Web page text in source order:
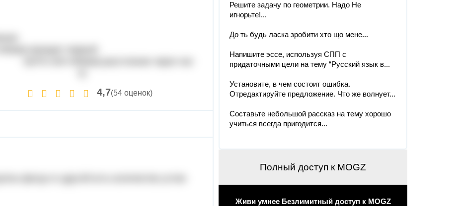
4,7(54 оценок)
Решите задачу по геометрии. Надо Не
игнорьте!...
До ть будь ласка зробити хто що мене...
Напишите эссе, используя СПП с
придаточными цели на тему “Русский язык в...
Установите, в чем состоит ошибка.
Отредактируйте предложение. Что же волнует...
Составьте небольшой рассказ на тему хорошо
учиться всегда пригодится...
Полный доступ к MOGZ
Живи умнее Безлимитный доступ к MOGZ